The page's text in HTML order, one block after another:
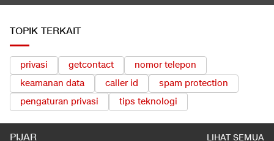
TOPIK TERKAIT
privasi getcontact
nomor telepon
keamanan data
caller id
spam protection
pengaturan privasi
tips teknologi
PIJAR LIHAT SEMUA